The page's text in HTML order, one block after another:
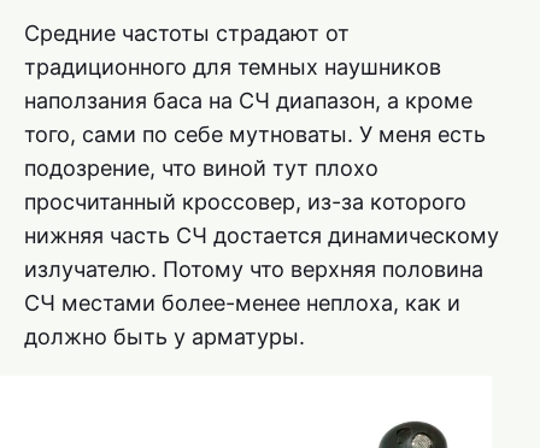
Средние частоты страдают от
традиционного для темных наушников
наползания баса на СЧ диапазон, а кроме
того, сами по себе мутноваты. У меня есть
подозрение, что виной тут плохо
просчитанный кроссовер, из-за которого
нижняя часть СЧ достается динамическому
излучателю. Потому что верхняя половина
СЧ местами более-менее неплоха, как и
должно быть у арматуры.